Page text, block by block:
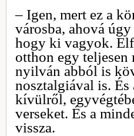
– Igen, mert ez a
városba, ahová
hogy ki vagyok.
otthon egy teljesen
nyilván abból is
nosztalgiával is.
kívülről,
verseket. És a
vissza.